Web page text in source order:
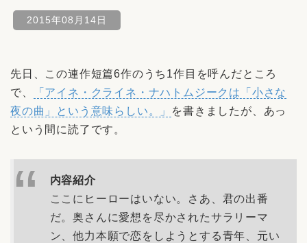
2015年08月14日
先日、この連作短篇6作のうち1作目を呼んだところ
で、
「アイネ・クライネ・ナハトムジークは「小さな
夜の曲」という意味らしい。」
を書きましたが、あっ
という間に読了です。
内容紹介
ここにヒーローはいない。さあ、君の出番
だ。奥さんに愛想を尽かされたサラリーマ
ン、他力本願で恋をしようとする青年、元い